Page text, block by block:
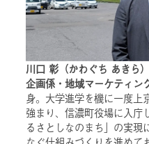
川口 彰（かわぐち あきら
企画係・地域マーケティン
身。大学進学を機に一度上
強まり、信濃町役場に入庁
るさとしなのまち」の実現